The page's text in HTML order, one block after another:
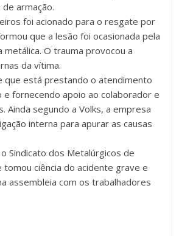
armação.
foi acionado para o resgate por
que a lesão foi ocasionada pela
metálica. O trauma provocou a
da vítima.
que está prestando o atendimento
e fornecendo apoio ao colaborador e
Ainda segundo a Volks, a empresa
interna para apurar as causas
Sindicato dos Metalúrgicos de
tomou ciência do acidente grave e
assembleia com os trabalhadores